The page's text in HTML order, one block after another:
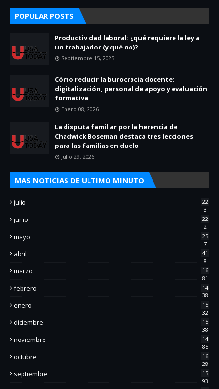
POPULAR POSTS
Productividad laboral: ¿qué requiere la ley a
un trabajador (y qué no)?
Septiembre 15, 2025
Cómo reducir la burocracia docente:
digitalización, personal de apoyo y evaluación
formativa
Enero 08, 2026
La disputa familiar por la herencia de
Chadwick Boseman destaca tres lecciones
para las familias en duelo
Julio 29, 2026
MAS NOTICIAS DE ULTIMO MINUTO
julio
22
3
junio
22
2
mayo
25
7
abril
41
8
marzo
16
81
febrero
14
38
enero
15
32
diciembre
15
38
noviembre
14
85
octubre
16
28
septiembre
15
93